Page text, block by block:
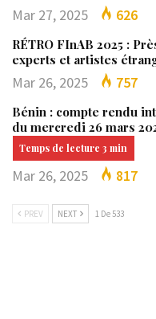
Mar 27, 2025 626
RÉTRO FInAB 2025 :
experts et artistes
Mar 26, 2025 757
Bénin : compte rendu
du mercredi 26 mars
Mar 26, 2025 817
PREV NEXT 1 De 533